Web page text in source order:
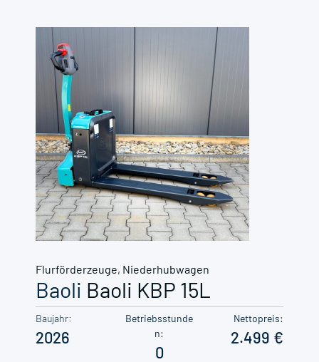
Flurförderzeuge, Niederhubwagen
Baoli Baoli KBP 15L
Baujahr:
2026
Betriebsstunde
n:
0
Nettopreis:
2.499